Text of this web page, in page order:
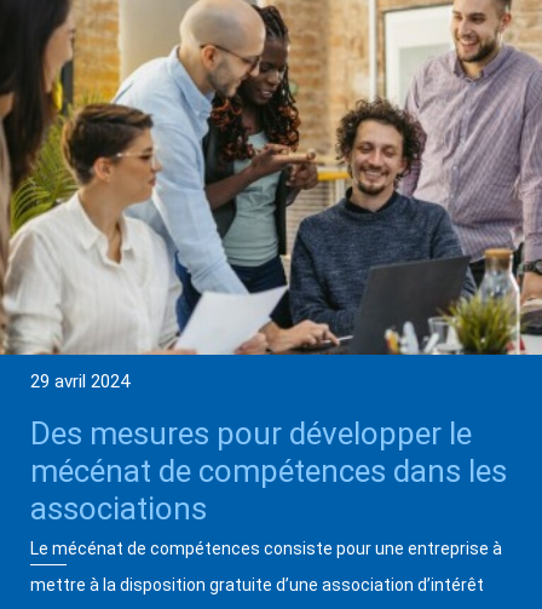
29 avril 2024
Des mesures pour développer le
mécénat de compétences dans les
associations
Le mécénat de compétences consiste pour une entreprise à
mettre à la disposition gratuite d’une association d’intérêt